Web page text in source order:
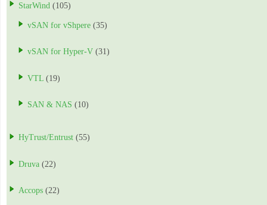
StarWind (105)
vSAN for vShpere (35)
vSAN for Hyper-V (31)
VTL (19)
SAN & NAS (10)
HyTrust/Entrust (55)
Druva (22)
Accops (22)